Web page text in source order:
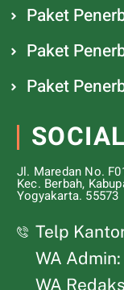
Paket
Paket
Paket
Jl. Maredan No.
Kec. Berbah,
Yogyakarta. 55573
Telp
WA
WA